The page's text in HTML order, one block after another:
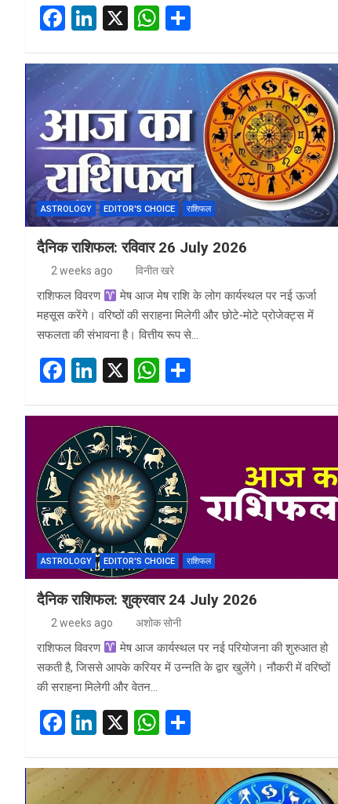
F
ce
b
o
o
k
Li
ke
dI
n
X
W
at
s
A
p
p
ar
e
ASTROLOGY EDITOR'S CHOICE राशिफल
दैनिक राशिफल: रविवार 26 July 2026
2 weeks ago विनीत खरे
राशिफल विवरण
मेष आज मेष राशि के लोग कार्यस्थल पर नई ऊर्जा
महसूस करेंगे। वरिष्ठों की सराहना मिलेगी और छोटे‑मोटे प्रोजेक्ट्स में
सफलता की संभावना है। वित्तीय रूप से…
F
ce
b
o
o
k
Li
ke
dI
n
X
W
at
s
A
p
p
ar
ASTROLOGY EDITOR'S CHOICE राशिफल
दैनिक राशिफल: शुक्रवार 24 July 2026
2 weeks ago अशोक सोनी
राशिफल विवरण
मेष आज कार्यस्थल पर नई परियोजना की शुरुआत हो
सकती है, जिससे आपके करियर में उन्नति के द्वार खुलेंगे। नौकरी में वरिष्ठों
की सराहना मिलेगी और वेतन…
F
ce
b
Li
ke
dI
X
W
at ar
e